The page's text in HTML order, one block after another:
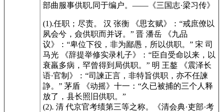
部曲服事供职,同于编户。—— 《三国志·梁习传》
(1).任职；尽责。 汉 张衡 《思玄赋》
：“戒庶僚以
夙会兮，僉供职而并讶。” 晋 潘岳
《九品
议》
：“卑位下役，非为鄙愚，所以供职。” 宋 司
马光
《辞提举修实录札子》
：“臣自受命以来，以
衰羸多病，罕曾得到局供职。” 明 王鏊
《震泽长
语·官制》
：“司諫正言，非特旨供职，亦不任諫
諍。” 茅盾
《动摇》 十一：“久已被捕的三个人释
放了，县长照旧供职。”
(2). 清 代京官考绩第三等之称。
《清会典·吏部·考